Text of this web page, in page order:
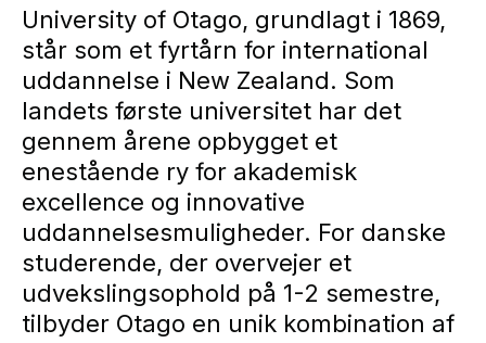
University of Otago, grundlagt i 1869,
står som et fyrtårn for international
uddannelse i New Zealand. Som
landets første universitet har det
gennem årene opbygget et
enestående ry for akademisk
excellence og innovative
uddannelsesmuligheder. For danske
studerende, der overvejer et
udvekslingsophold på 1-2 semestre,
tilbyder Otago en unik kombination af